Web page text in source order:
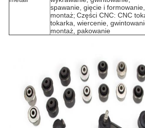
spawanie, gięcie i
montaż; Części CNC: CNC
tokarka, wiercenie,
montaż, pakowanie